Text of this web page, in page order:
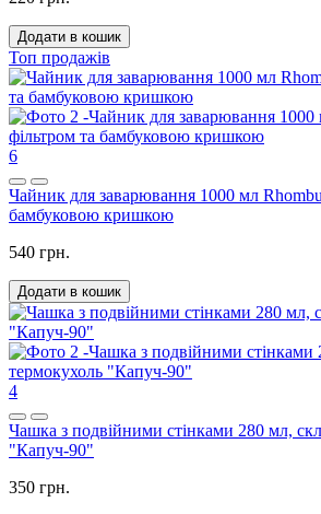
Додати в кошик
Топ продажів
6
Чайник для заварювання 1000 мл
бамбуковою кришкою
540 грн.
Додати в кошик
4
Чашка з подвійними стінками 280 мл,
"Капуч-90"
350 грн.